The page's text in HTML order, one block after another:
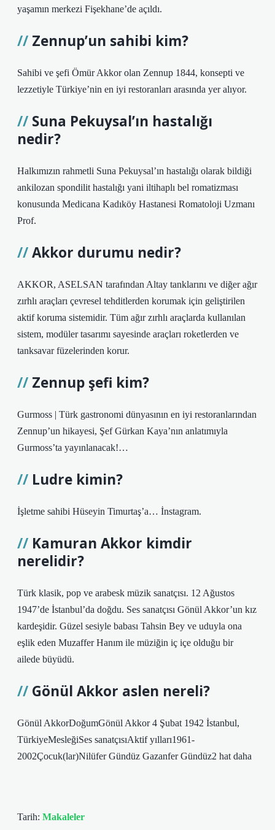
yaşamın merkezi Fişekhane’de açıldı.
Zennup’un sahibi kim?
Sahibi ve şefi Ömür Akkor olan Zennup 1844, konsepti ve
lezzetiyle Türkiye’nin en iyi restoranları arasında yer alıyor.
Suna Pekuysal’ın hastalığı
nedir?
Halkımızın rahmetli Suna Pekuysal’ın hastalığı olarak bildiği
ankilozan spondilit hastalığı yani iltihaplı bel romatizması
konusunda Medicana Kadıköy Hastanesi Romatoloji Uzmanı
Prof.
Akkor durumu nedir?
AKKOR, ASELSAN tarafından Altay tanklarını ve diğer ağır
zırhlı araçları çevresel tehditlerden korumak için geliştirilen
aktif koruma sistemidir. Tüm ağır zırhlı araçlarda kullanılan
sistem, modüler tasarımı sayesinde araçları roketlerden ve
tanksavar füzelerinden korur.
Zennup şefi kim?
Gurmoss | Türk gastronomi dünyasının en iyi restoranlarından
Zennup’un hikayesi, Şef Gürkan Kaya’nın anlatımıyla
Gurmoss’ta yayınlanacak!…
Ludre kimin?
İşletme sahibi Hüseyin Timurtaş’a… İnstagram.
Kamuran Akkor kimdir
nerelidir?
Türk klasik, pop ve arabesk müzik sanatçısı. 12 Ağustos
1947’de İstanbul’da doğdu. Ses sanatçısı Gönül Akkor’un kız
kardeşidir. Güzel sesiyle babası Tahsin Bey ve uduyla ona
eşlik eden Muzaffer Hanım ile müziğin iç içe olduğu bir
ailede büyüdü.
Gönül Akkor aslen nereli?
Gönül AkkorDoğumGönül Akkor 4 Şubat 1942 İstanbul,
TürkiyeMesleğiSes sanatçısıAktif yılları1961-
2002Çocuk(lar)Nilüfer Gündüz Gazanfer Gündüz2 hat daha
Tarih: Makaleler